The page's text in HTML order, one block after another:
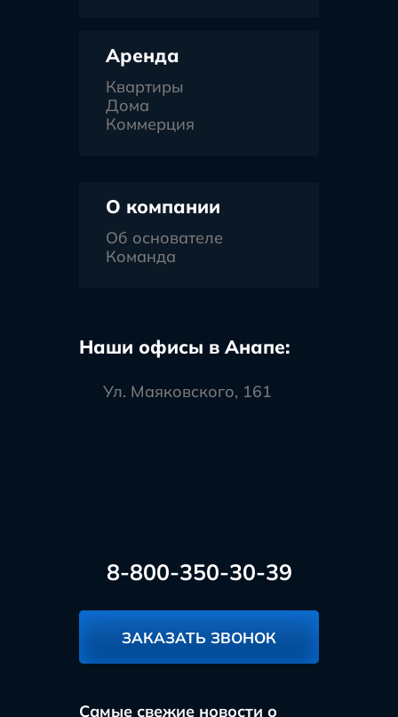
Аренда
Квартиры
Дома
Коммерция
О компании
Об основателе
Команда
Наши офисы в Анапе:
Ул. Маяковского, 161
8-800-350-30-39
ЗАКАЗАТЬ ЗВОНОК
Самые свежие новости о